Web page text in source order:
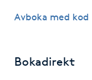
Nagelvård
Avboka med kod
Bokadirekt